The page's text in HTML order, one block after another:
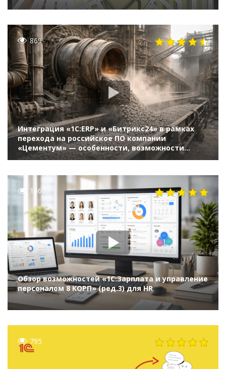
869
Интеграция «1С:ERP» и «Битрикс24» в рамках
перехода на российское ПО компании
«Цементум» — особенности, возможности
и ключевые факторы успеха (11-й Бизнес-форум
«Цементум»)
1660
Обзор возможностей «1С:Зарплата и управление
персоналом 8 КОРП» (ред.3) для HR
795